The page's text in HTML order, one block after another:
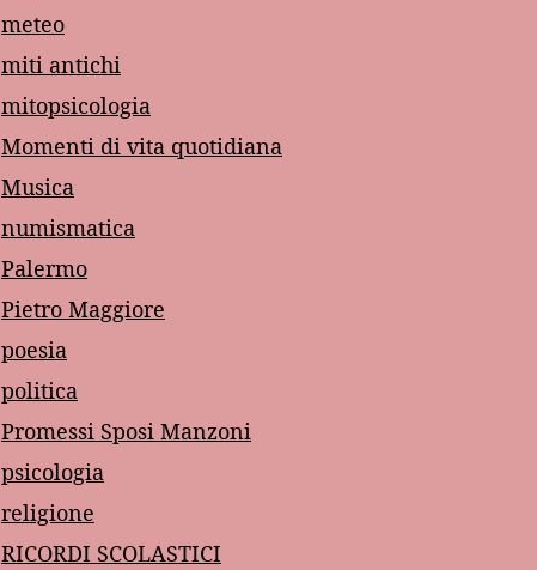
meteo
miti antichi
mitopsicologia
Momenti di vita quotidiana
Musica
numismatica
Palermo
Pietro Maggiore
poesia
politica
Promessi Sposi Manzoni
psicologia
religione
RICORDI SCOLASTICI